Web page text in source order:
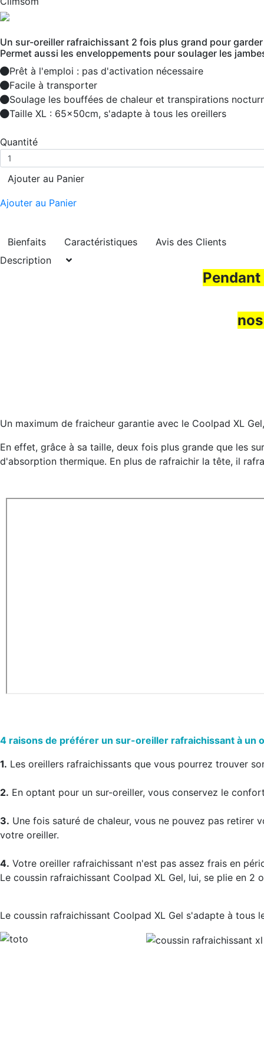
Un sur-oreiller rafraichissant 2 fois plus grand pour
Permet aussi les enveloppements pour soulager les
Prêt à l'emploi : pas d'activation nécessaire
Facile à transporter
Soulage les bouffées de chaleur et transpirations
Taille XL : 65x50cm, s'adapte à tous les oreillers
Quantité
Ajouter au Panier
Ajouter au Panier
Bienfaits Caractéristiques
Avis des Clients
Description
Un maximum de fraicheur garantie avec le Coolpad XL
En effet, grâce à sa taille, deux fois plus grande que les
d'absorption thermique. En plus de rafraichir la tête, il
4 raisons de préférer un sur-oreiller rafraichissant à un
1. Les oreillers rafraichissants que vous pourrez trouver
2. En optant pour un sur-oreiller, vous conservez le
3. Une fois saturé de chaleur, vous ne pouvez pas
votre oreiller.
4. Votre oreiller rafraichissant n'est pas assez frais en
Le coussin rafraichissant Coolpad XL Gel, lui, se plie en
Le coussin rafraichissant Coolpad XL Gel s'adapte à tous